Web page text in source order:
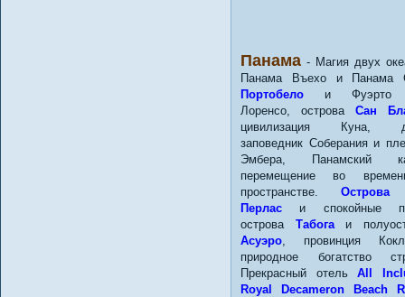
Панама - Магия двух
Панама Въехо и Панама
Портобело и Фуэрто
Лоренсо, острова Сан
цивилизация Куна,
заповедник Соберания и
Эмбера, Панамский
перемещение во
пространстве. Острова
Перлас и спокойные
острова Табогаи
Асуэро , провинция
природное богатство
Прекрасный отельAll
Royal Decameron Beach